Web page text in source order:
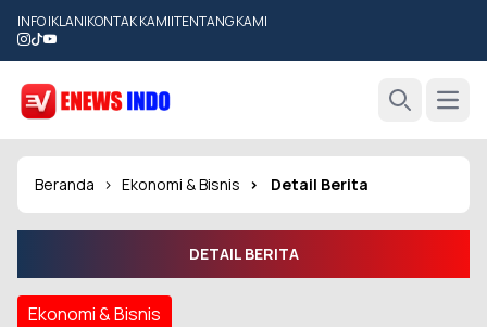
INFO IKLAN|KONTAK KAMI|TENTANG KAMI
Beranda Ekonomi & Bisnis Detail Berita
DETAIL BERITA
Ekonomi & Bisnis